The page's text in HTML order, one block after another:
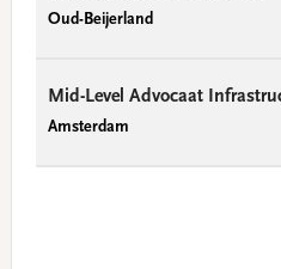
Oud-Beijerland
Mid-Level Advocaat
Amsterdam